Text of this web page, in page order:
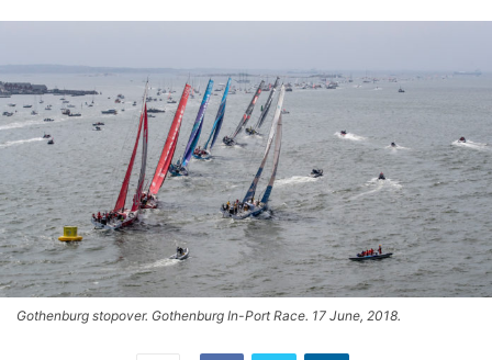
Gothenburg stopover. Gothenburg In-Port Race. 17 June, 2018.